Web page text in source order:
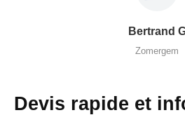
Bertrand
Zomergem
Devis rapide et